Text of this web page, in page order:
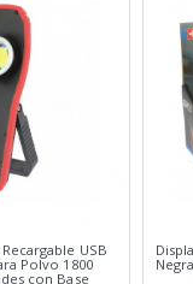
USB
Polvo 1800
con Base